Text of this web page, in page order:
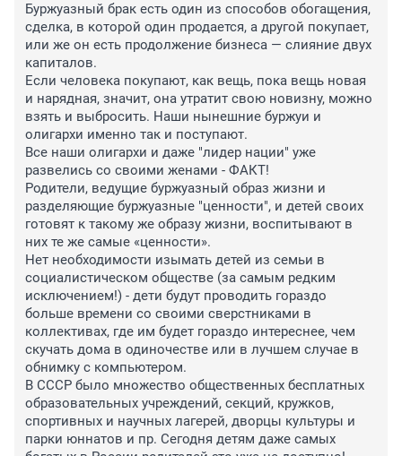
Буржуазный брак есть один из способов обогащения,
сделка, в которой один продается, а другой покупает,
или же он есть продолжение бизнеса — слияние двух
капиталов.
Если человека покупают, как вещь, пока вещь новая
и нарядная, значит, она утратит свою новизну, можно
взять и выбросить. Наши нынешние буржуи и
олигархи именно так и поступают.
Все наши олигархи и даже "лидер нации" уже
развелись со своими женами - ФАКТ!
Родители, ведущие буржуазный образ жизни и
разделяющие буржуазные "ценности", и детей своих
готовят к такому же образу жизни, воспитывают в
них те же самые «ценности».
Нет необходимости изымать детей из семьи в
социалистическом обществе (за самым редким
исключением!) - дети будут проводить гораздо
больше времени со своими сверстниками в
коллективах, где им будет гораздо интереснее, чем
скучать дома в одиночестве или в лучшем случае в
обнимку с компьютером.
В СССР было множество общественных бесплатных
образовательных учреждений, секций, кружков,
спортивных и научных лагерей, дворцы культуры и
парки юннатов и пр. Сегодня детям даже самых